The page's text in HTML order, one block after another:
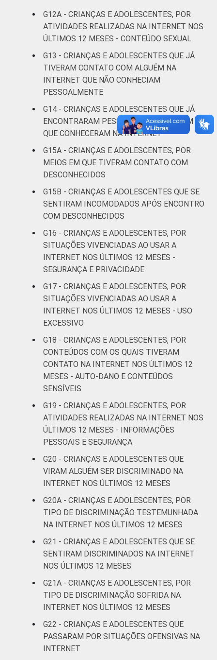
Mais de 3
SM
Não tem
0
Não sabe
Não
respondeu
1
CLASSE
AB 3
DE 5
DOMICÍLIO
COM ACESSO
À INTERNET
Sim
Não
Fonte: CGI.br/NIC.br, Centro Regional de
Sociedade da Informação (Cetic.br),
Pesquisa sobre o uso da Internet por
crianças e adolescentes no Brasil - TIC Kids
Online Brasil 2019. ¹Dados coletados por
meio de questionários de
autopreenchimento.
G12A - CRIANÇAS E ADOLESCENTES, POR
ATIVIDADES REALIZADAS NA INTERNET NOS
ÚLTIMOS 12 MESES - CONTEÚDO SEXUAL
G13 - CRIANÇAS E ADOLESCENTES QUE JÁ
TIVERAM CONTATO COM ALGUÉM NA
INTERNET QUE NÃO CONHECIAM
PESSOALMENTE
G14 - CRIANÇAS E ADOLESCENTES QUE JÁ
ENCONTRARAM PESSOALMENTE ALGUÉM
QUE CONHECERAM NA INTERNET
G15A - CRIANÇAS E ADOLESCENTES, POR
MEIOS EM QUE TIVERAM CONTATO COM
DESCONHECIDOS
G15B - CRIANÇAS E ADOLESCENTES QUE SE
SENTIRAM INCOMODADOS APÓS ENCONTRO
COM DESCONHECIDOS
G16 - CRIANÇAS E ADOLESCENTES, POR
SITUAÇÕES VIVENCIADAS AO USAR A
INTERNET NOS ÚLTIMOS 12 MESES -
SEGURANÇA E PRIVACIDADE
G17 - CRIANÇAS E ADOLESCENTES, POR
SITUAÇÕES VIVENCIADAS AO USAR A
INTERNET NOS ÚLTIMOS 12 MESES - USO
EXCESSIVO
G18 - CRIANÇAS E ADOLESCENTES, POR
CONTEÚDOS COM OS QUAIS TIVERAM
CONTATO NA INTERNET NOS ÚLTIMOS 12
MESES - AUTO-DANO E CONTEÚDOS
SENSÍVEIS
G19 - CRIANÇAS E ADOLESCENTES, POR
ATIVIDADES REALIZADAS NA INTERNET NOS
ÚLTIMOS 12 MESES - INFORMAÇÕES
PESSOAIS E SEGURANÇA
G20 - CRIANÇAS E ADOLESCENTES QUE
VIRAM ALGUÉM SER DISCRIMINADO NA
INTERNET NOS ÚLTIMOS 12 MESES
G20A - CRIANÇAS E ADOLESCENTES, POR
TIPO DE DISCRIMINAÇÃO TESTEMUNHADA
NA INTERNET NOS ÚLTIMOS 12 MESES
G21 - CRIANÇAS E ADOLESCENTES QUE SE
SENTIRAM DISCRIMINADOS NA INTERNET
NOS ÚLTIMOS 12 MESES
G21A - CRIANÇAS E ADOLESCENTES, POR
TIPO DE DISCRIMINAÇÃO SOFRIDA NA
INTERNET NOS ÚLTIMOS 12 MESES
G22 - CRIANÇAS E ADOLESCENTES QUE
PASSARAM POR SITUAÇÕES OFENSIVAS NA
INTERNET